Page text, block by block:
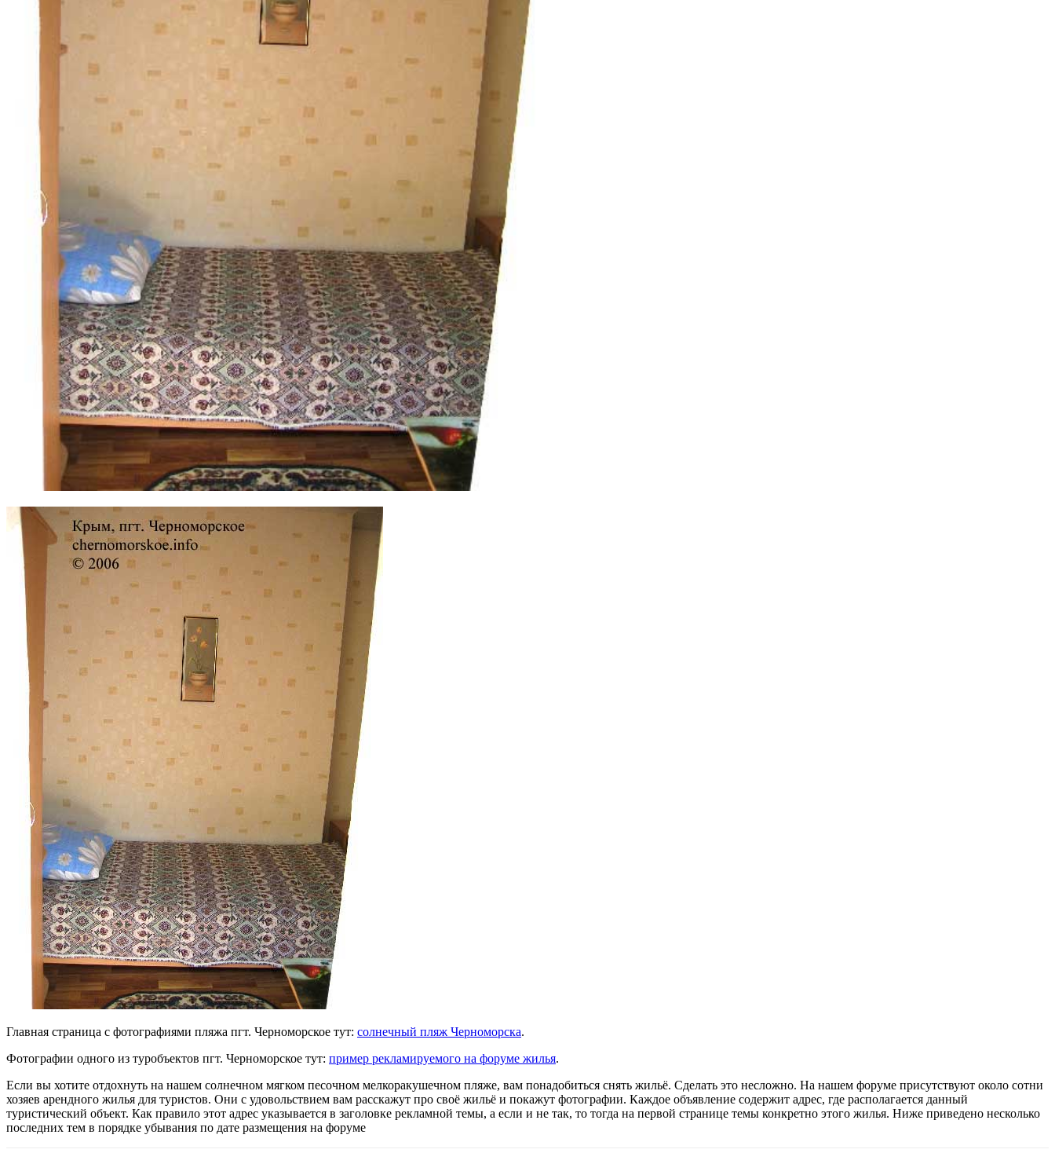
Главная страница с фотографиями пляжа пгт. Черноморское тут: солнечный пляж Черноморска.
Фотографии одного из туробъектов пгт. Черноморское тут: пример рекламируемого на форуме жилья.
Если вы хотите отдохнуть на нашем солнечном мягком песочном мелкоракушечном пляже, вам понадобиться снять жильё. Сделать это несложно. На нашем форуме присутствуют около сотни
хозяев арендного жилья для туристов. Они с удовольствием вам расскажут про своё жильё и покажут фотографии. Каждое объявление содержит адрес, где располагается данный
туристический объект. Как правило этот адрес указывается в заголовке рекламной темы, а если и не так, то тогда на первой странице темы конкретно этого жилья. Ниже приведено несколько
последних тем в порядке убывания по дате размещения на форуме